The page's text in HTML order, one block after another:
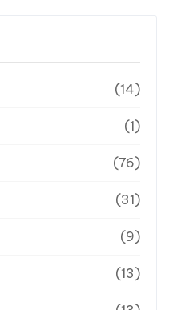
(14)
(1)
(76)
(31)
(9)
(13)